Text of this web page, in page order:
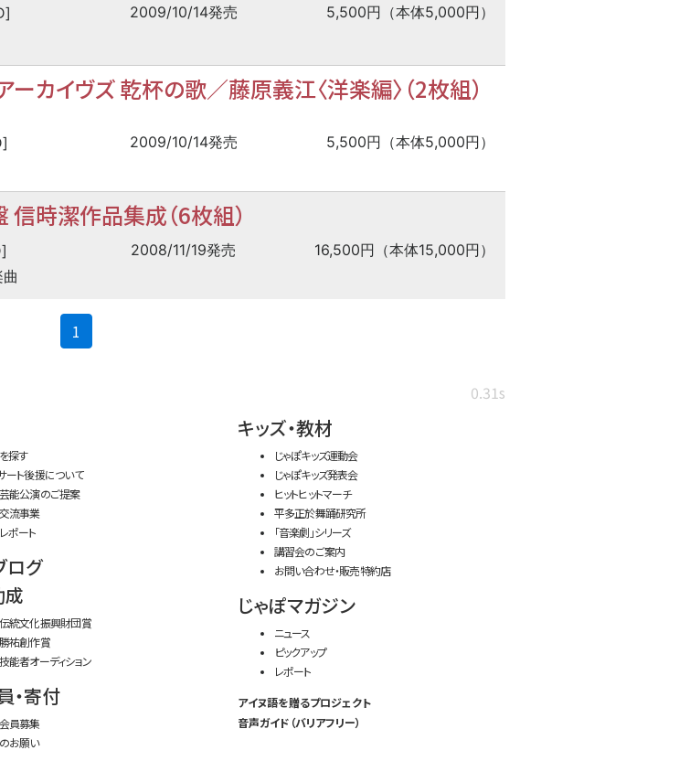
2009/10/14発売
5,500円（本体5,000円）
ーカイヴズ 乾杯の歌／藤原義江〈洋楽編〉（2枚組）
2009/10/14発売
5,500円（本体5,000円）
時潔作品集成（6枚組）
2008/11/19発売
16,500円（本体15,000円）
1
0.31s
探す
ート後援について
能公演のご提案
流事業
ポート
ログ
成
統文化振興財団賞
祐創作賞
能者オーディション
・寄付
員募集
お願い
キッズ・教材
じゃぽキッズ運動会
じゃぽキッズ発表会
ヒットヒットマーチ
平多正於舞踊研究所
「音楽劇」シリーズ
講習会のご案内
お問い合わせ・販売特約店
じゃぽマガジン
ニュース
ピックアップ
レポート
アイヌ語を贈るプロジェクト
音声ガイド（バリアフリー）